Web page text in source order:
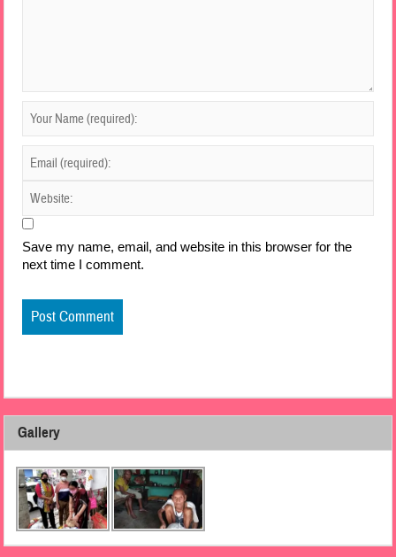
Save my name, email, and website in this browser for the
next time I comment.
Gallery